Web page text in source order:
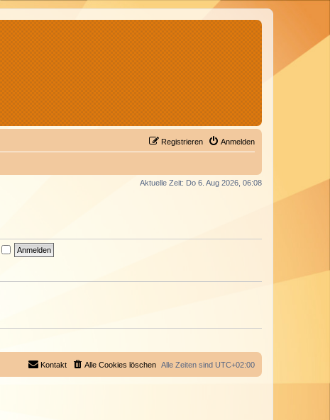
Anmelden
Registrieren
Aktuelle Zeit: Do 6. Aug 2026, 06:08
Alle Zeiten sind UTC+02:00
Alle Cookies löschen
Kontakt